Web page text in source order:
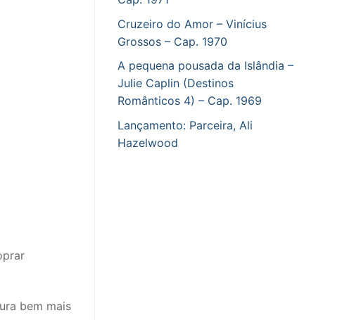
bem mais
Cruzeiro do Amor – Vinícius
Grossos – Cap. 1970
A pequena pousada da Islândia –
Julie Caplin (Destinos
Românticos 4) – Cap. 1969
Lançamento: Parceira, Ali
Hazelwood